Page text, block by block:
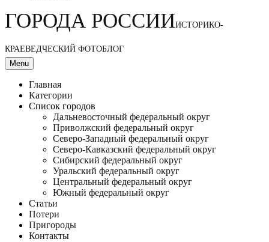
ГОРОДА РОССИИИСТОРИКО-
КРАЕВЕДЧЕСКИЙ ФОТОБЛОГ
Menu
Главная
Категории
Список городов
Дальневосточный федеральный округ
Приволжский федеральный округ
Северо-Западный федеральный округ
Северо-Кавказский федеральный округ
Сибирский федеральный округ
Уральский федеральный округ
Центральный федеральный округ
Южный федеральный округ
Статьи
Потери
Пригороды
Контакты